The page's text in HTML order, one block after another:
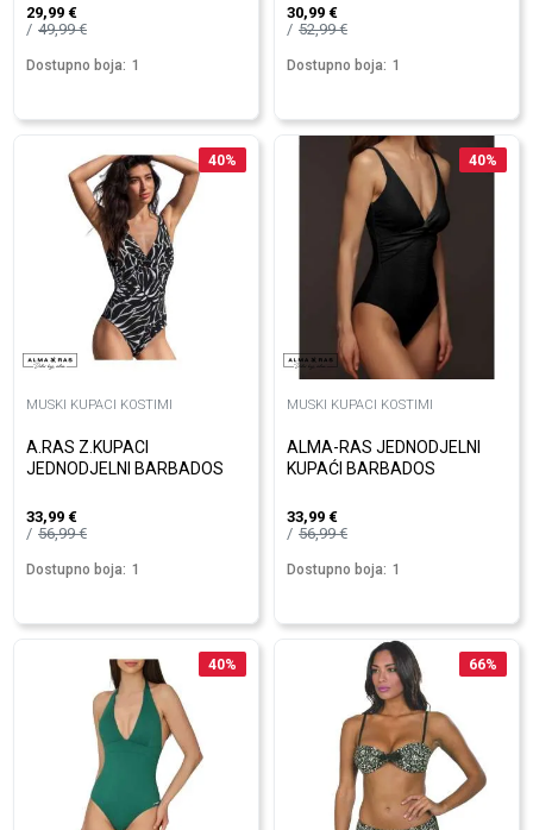
29,99 €
49,99€
Dostupno boja: 1
30,99 €
52,99€
Dostupno boja: 1
40%
MUSKI KUPACI KOSTIMI
A.RAS Z.KUPACI
JEDNODJELNI BARBADOS
33,99 €
56,99€
Dostupno boja: 1
40%
MUSKI KUPACI KOSTIMI
ALMA-RAS JEDNODJELNI
KUPAĆI BARBADOS
33,99 €
56,99€
Dostupno boja: 1
40% 66%